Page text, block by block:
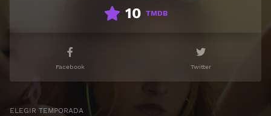
10 TMDB
Facebook Twitter
ELEGIR TEMPORADA